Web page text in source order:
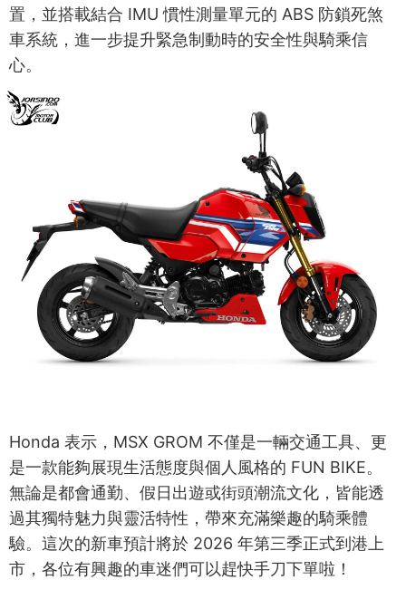
置，並搭載結合 IMU 慣性測量單元的 ABS 防鎖死煞
車系統，進一步提升緊急制動時的安全性與騎乘信
心。
Honda 表示，MSX GROM 不僅是一輛交通工具、更
是一款能夠展現生活態度與個人風格的 FUN BIKE。
無論是都會通勤、假日出遊或街頭潮流文化，皆能透
過其獨特魅力與靈活特性，帶來充滿樂趣的騎乘體
驗。這次的新車預計將於 2026 年第三季正式到港上
市，各位有興趣的車迷們可以趕快手刀下單啦！